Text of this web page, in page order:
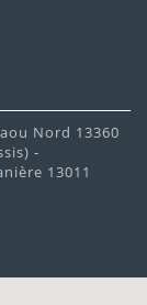
Nord 13360
-
13011